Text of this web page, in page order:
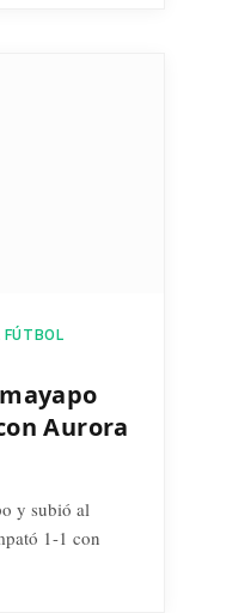
FÚTBOL
Aurora
y subió al
1-1 con